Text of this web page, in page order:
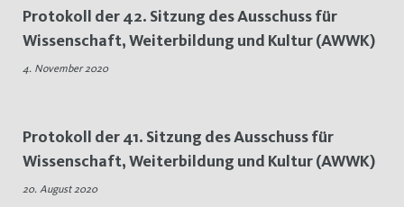
Schlagwort:
Protokoll der 42. Sitzung des Ausschuss für
Wissenschaft, Weiterbildung und Kultur (AWWK)
4. November 2020
Protokoll der 41. Sitzung des Ausschuss für
Wissenschaft, Weiterbildung und Kultur (AWWK)
20. August 2020